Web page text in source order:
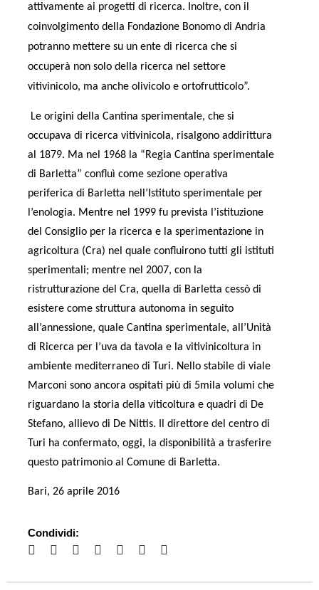
attivamente ai progetti di ricerca.
Inoltre, con il
coinvolgimento della Fondazione Bonomo di Andria
potranno mettere su un ente di ricerca che si
occuperà non solo della ricerca nel settore
vitivinicolo, ma anche olivicolo e ortofrutticolo”.
Le origini della Cantina sperimentale, che si
occupava di ricerca vitivinicola, risalgono addirittura
al 1879. Ma nel 1968 la “Regia Cantina sperimentale
di Barletta” confluì come sezione operativa
periferica di Barletta nell’Istituto sperimentale per
l’enologia. Mentre nel 1999 fu prevista l’istituzione
del Consiglio per la ricerca e la sperimentazione in
agricoltura (Cra) nel quale confluirono tutti gli istituti
sperimentali; mentre nel 2007, con la
ristrutturazione del Cra, quella di Barletta cessò di
esistere come struttura autonoma in seguito
all’annessione, quale Cantina sperimentale, all’Unità
di Ricerca per l’uva da tavola e la vitivinicoltura in
ambiente mediterraneo di Turi. Nello stabile di viale
Marconi sono ancora ospitati più di 5mila volumi che
riguardano la storia della viticoltura e quadri di De
Stefano, allievo di De Nittis. Il direttore del centro di
Turi ha confermato, oggi, la disponibilità a trasferire
questo patrimonio al Comune di Barletta.
Bari, 26 aprile 2016
Condividi: